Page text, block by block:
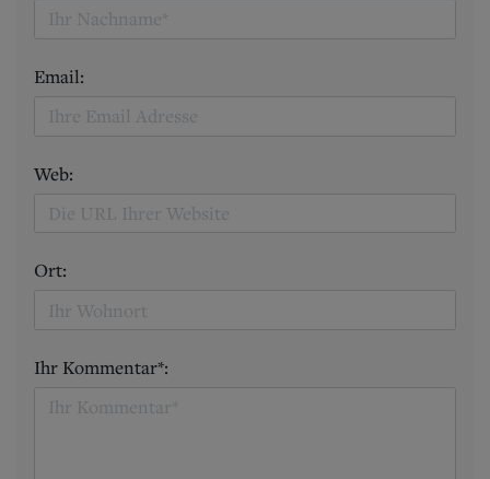
Email:
Web:
Ort:
Ihr Kommentar*: